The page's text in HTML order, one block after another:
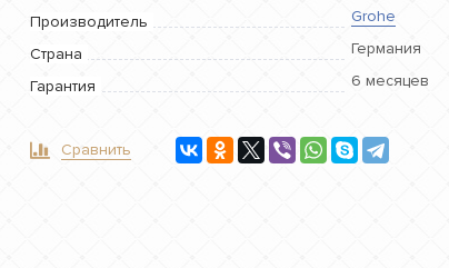
Производитель
Grohe
Страна
Германия
Гарантия
6 месяцев
Сравнить